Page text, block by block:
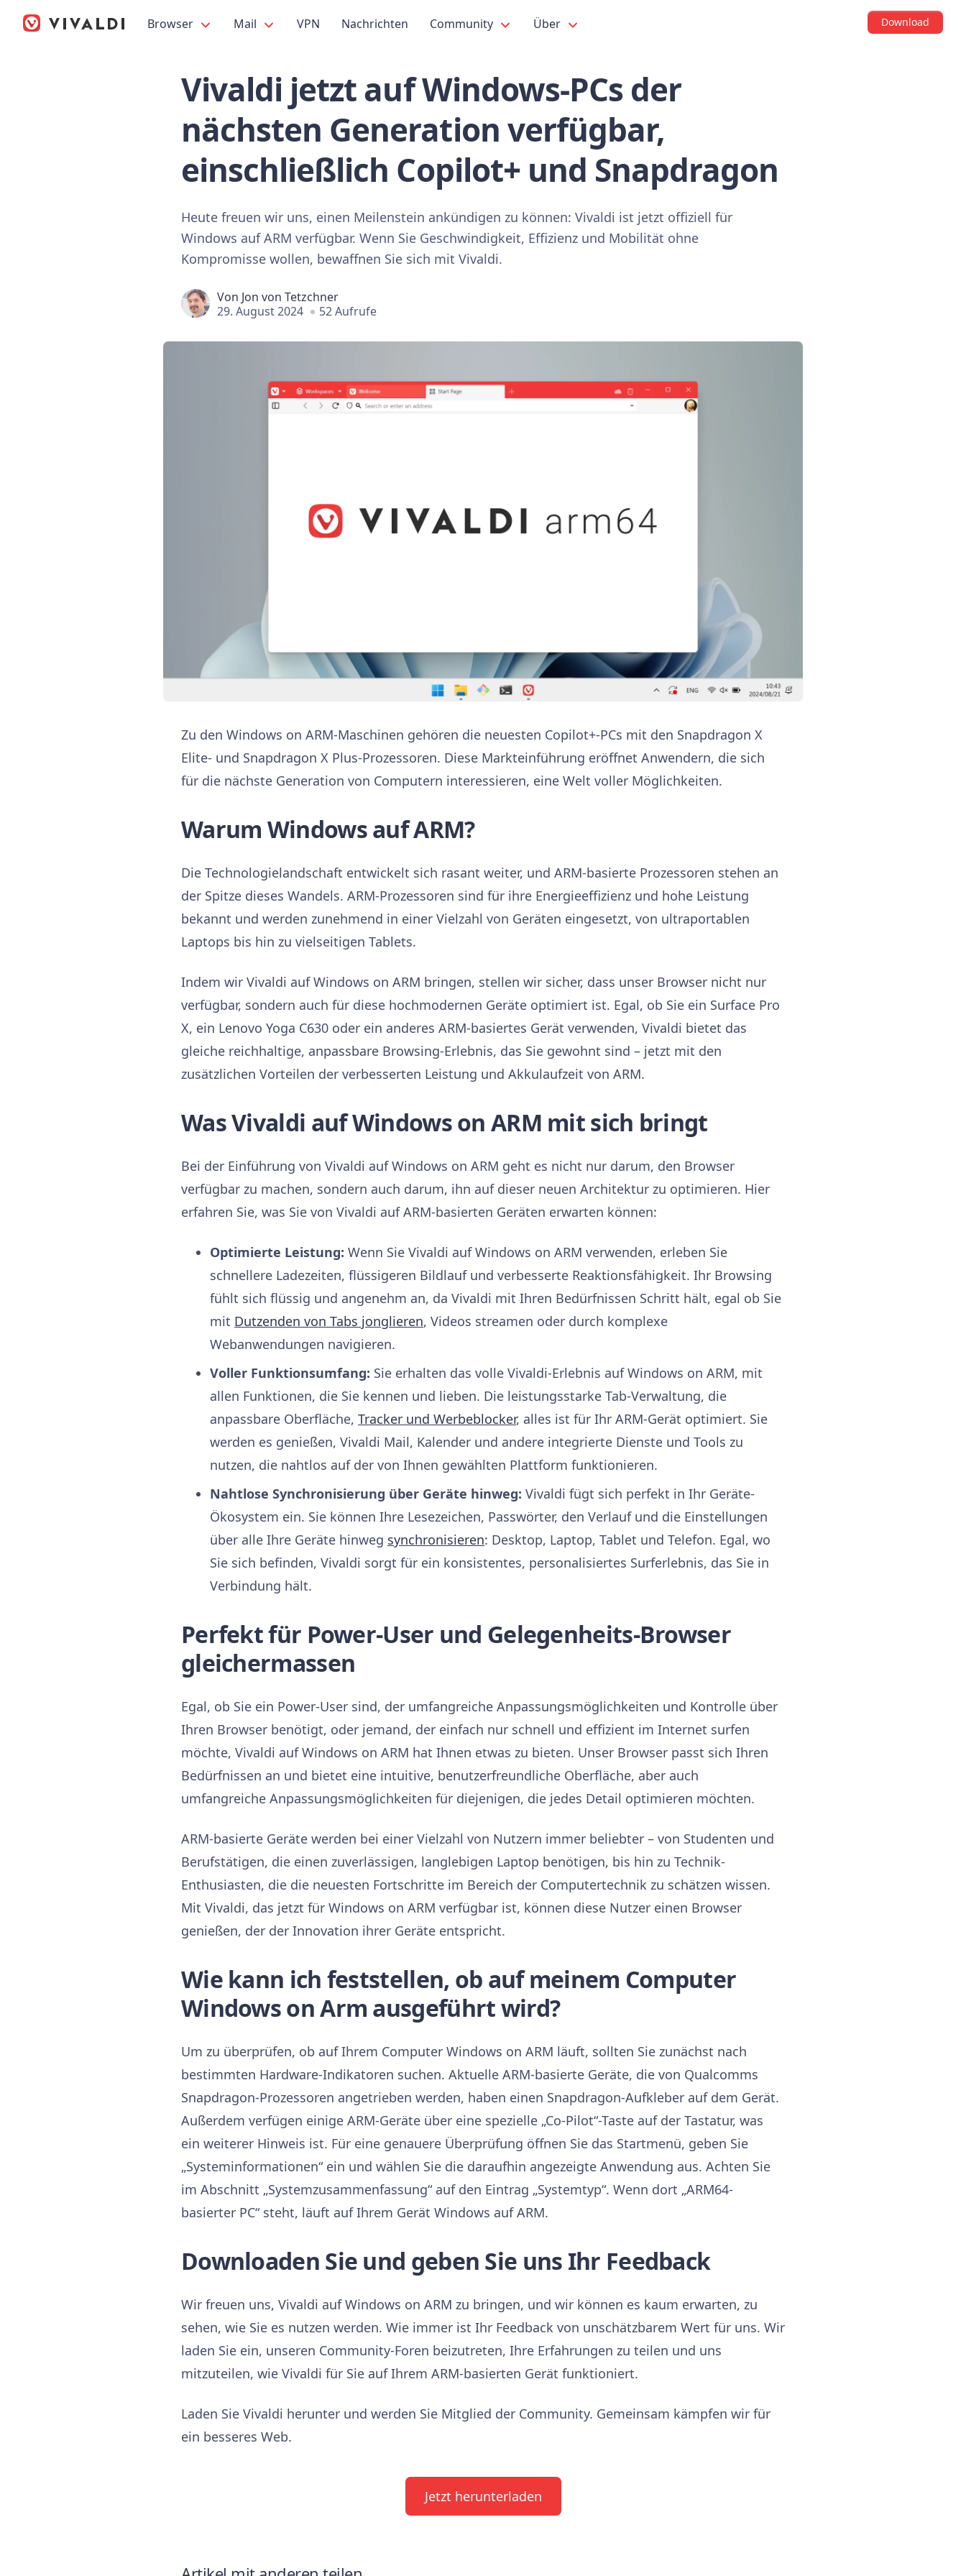
Browser Mail VPN Nachrichten Community Über Download
Vivaldi jetzt auf Windows-PCs der
nächsten Generation verfügbar,
einschließlich Copilot+ und Snapdragon
Heute freuen wir uns, einen Meilenstein ankündigen zu können: Vivaldi ist jetzt offiziell für
Windows auf ARM verfügbar. Wenn Sie Geschwindigkeit, Effizienz und Mobilität ohne
Kompromisse wollen, bewaffnen Sie sich mit Vivaldi.
Von Jon von Tetzchner
29. August 2024
52 Aufrufe
Zu den Windows on ARM-Maschinen gehören die neuesten Copilot+-PCs mit den Snapdragon X
Elite- und Snapdragon X Plus-Prozessoren. Diese Markteinführung eröffnet Anwendern, die sich
für die nächste Generation von Computern interessieren, eine Welt voller Möglichkeiten.
Warum Windows auf ARM?
Die Technologielandschaft entwickelt sich rasant weiter, und ARM-basierte Prozessoren stehen an
der Spitze dieses Wandels. ARM-Prozessoren sind für ihre Energieeffizienz und hohe Leistung
bekannt und werden zunehmend in einer Vielzahl von Geräten eingesetzt, von ultraportablen
Laptops bis hin zu vielseitigen Tablets.
Indem wir Vivaldi auf Windows on ARM bringen, stellen wir sicher, dass unser Browser nicht nur
verfügbar, sondern auch für diese hochmodernen Geräte optimiert ist. Egal, ob Sie ein Surface Pro
X, ein Lenovo Yoga C630 oder ein anderes ARM-basiertes Gerät verwenden, Vivaldi bietet das
gleiche reichhaltige, anpassbare Browsing-Erlebnis, das Sie gewohnt sind – jetzt mit den
zusätzlichen Vorteilen der verbesserten Leistung und Akkulaufzeit von ARM.
Was Vivaldi auf Windows on ARM mit sich bringt
Bei der Einführung von Vivaldi auf Windows on ARM geht es nicht nur darum, den Browser
verfügbar zu machen, sondern auch darum, ihn auf dieser neuen Architektur zu optimieren. Hier
erfahren Sie, was Sie von Vivaldi auf ARM-basierten Geräten erwarten können:
Optimierte Leistung: Wenn Sie Vivaldi auf Windows on ARM verwenden, erleben Sie
schnellere Ladezeiten, flüssigeren Bildlauf und verbesserte Reaktionsfähigkeit. Ihr Browsing
fühlt sich flüssig und angenehm an, da Vivaldi mit Ihren Bedürfnissen Schritt hält, egal ob Sie
mit Dutzenden von Tabs jonglieren, Videos streamen oder durch komplexe
Webanwendungen navigieren.
Voller Funktionsumfang: Sie erhalten das volle Vivaldi-Erlebnis auf Windows on ARM, mit
allen Funktionen, die Sie kennen und lieben. Die leistungsstarke Tab-Verwaltung, die
anpassbare Oberfläche, Tracker und Werbeblocker, alles ist für Ihr ARM-Gerät optimiert. Sie
werden es genießen, Vivaldi Mail, Kalender und andere integrierte Dienste und Tools zu
nutzen, die nahtlos auf der von Ihnen gewählten Plattform funktionieren.
Nahtlose Synchronisierung über Geräte hinweg: Vivaldi fügt sich perfekt in Ihr Geräte-
Ökosystem ein. Sie können Ihre Lesezeichen, Passwörter, den Verlauf und die Einstellungen
über alle Ihre Geräte hinweg synchronisieren: Desktop, Laptop, Tablet und Telefon. Egal, wo
Sie sich befinden, Vivaldi sorgt für ein konsistentes, personalisiertes Surferlebnis, das Sie in
Verbindung hält.
Perfekt für Power-User und Gelegenheits-Browser
gleichermassen
Egal, ob Sie ein Power-User sind, der umfangreiche Anpassungsmöglichkeiten und Kontrolle über
Ihren Browser benötigt, oder jemand, der einfach nur schnell und effizient im Internet surfen
möchte, Vivaldi auf Windows on ARM hat Ihnen etwas zu bieten. Unser Browser passt sich Ihren
Bedürfnissen an und bietet eine intuitive, benutzerfreundliche Oberfläche, aber auch
umfangreiche Anpassungsmöglichkeiten für diejenigen, die jedes Detail optimieren möchten.
ARM-basierte Geräte werden bei einer Vielzahl von Nutzern immer beliebter – von Studenten und
Berufstätigen, die einen zuverlässigen, langlebigen Laptop benötigen, bis hin zu Technik-
Enthusiasten, die die neuesten Fortschritte im Bereich der Computertechnik zu schätzen wissen.
Mit Vivaldi, das jetzt für Windows on ARM verfügbar ist, können diese Nutzer einen Browser
genießen, der der Innovation ihrer Geräte entspricht.
Wie kann ich feststellen, ob auf meinem Computer
Windows on Arm ausgeführt wird?
Um zu überprüfen, ob auf Ihrem Computer Windows on ARM läuft, sollten Sie zunächst nach
bestimmten Hardware-Indikatoren suchen. Aktuelle ARM-basierte Geräte, die von Qualcomms
Snapdragon-Prozessoren angetrieben werden, haben einen Snapdragon-Aufkleber auf dem Gerät.
Außerdem verfügen einige ARM-Geräte über eine spezielle „Co-Pilot“-Taste auf der Tastatur, was
ein weiterer Hinweis ist. Für eine genauere Überprüfung öffnen Sie das Startmenü, geben Sie
„Systeminformationen“ ein und wählen Sie die daraufhin angezeigte Anwendung aus. Achten Sie
im Abschnitt „Systemzusammenfassung“ auf den Eintrag „Systemtyp“. Wenn dort „ARM64-
basierter PC“ steht, läuft auf Ihrem Gerät Windows auf ARM.
Downloaden Sie und geben Sie uns Ihr Feedback
Wir freuen uns, Vivaldi auf Windows on ARM zu bringen, und wir können es kaum erwarten, zu
sehen, wie Sie es nutzen werden. Wie immer ist Ihr Feedback von unschätzbarem Wert für uns. Wir
laden Sie ein, unseren Community-Foren beizutreten, Ihre Erfahrungen zu teilen und uns
mitzuteilen, wie Vivaldi für Sie auf Ihrem ARM-basierten Gerät funktioniert.
Laden Sie Vivaldi herunter und werden Sie Mitglied der Community. Gemeinsam kämpfen wir für
ein besseres Web.
Jetzt herunterladen